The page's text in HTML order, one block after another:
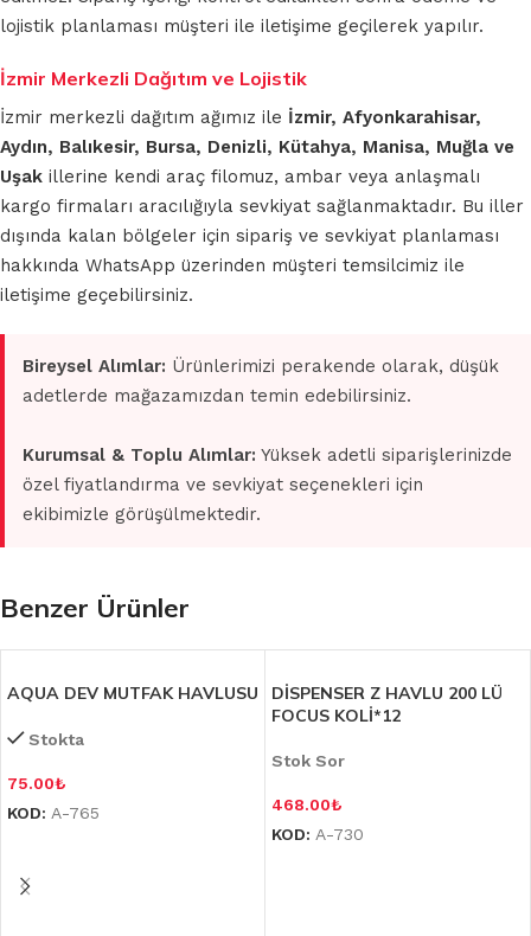
lojistik planlaması müşteri ile iletişime geçilerek yapılır.
İzmir Merkezli Dağıtım ve Lojistik
İzmir merkezli dağıtım ağımız ile İzmir, Afyonkarahisar,
Aydın, Balıkesir, Bursa, Denizli, Kütahya, Manisa, Muğla ve
Uşak illerine kendi araç filomuz, ambar veya anlaşmalı
kargo firmaları aracılığıyla sevkiyat sağlanmaktadır. Bu iller
dışında kalan bölgeler için sipariş ve sevkiyat planlaması
hakkında WhatsApp üzerinden müşteri temsilcimiz ile
iletişime geçebilirsiniz.
Bireysel Alımlar: Ürünlerimizi perakende olarak, düşük
adetlerde mağazamızdan temin edebilirsiniz.
Kurumsal & Toplu Alımlar: Yüksek adetli siparişlerinizde
özel fiyatlandırma ve sevkiyat seçenekleri için
ekibimizle görüşülmektedir.
Benzer Ürünler
AQUA DEV MUTFAK HAVLUSU
Stokta
75.00₺
KOD: A-765
DİSPENSER Z HAVLU 200 LÜ
FOCUS KOLİ*12
Stok Sor
468.00₺
KOD: A-730